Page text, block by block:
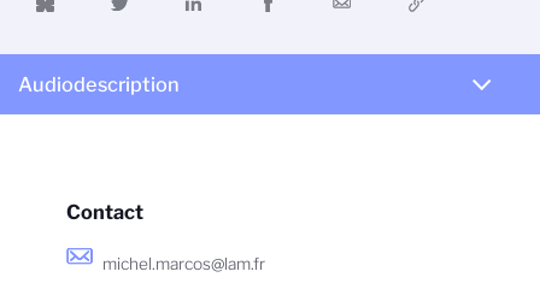
Audiodescription
Contact
michel.marcos@lam.fr